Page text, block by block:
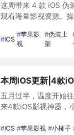
这周带来 4 款 iOS 伪
观看海量影视资源。
试试！ 人类胡言馆…
#IOS
#苹果影
视
#伪装上
架
本周IOS更新|4款
五月过半，温度开始
来4款iOS影视神器，
架，解锁码已更新，
#IOS #苹果影视 #小柿子